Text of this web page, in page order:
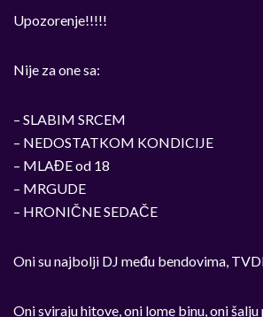
Upozorenje!!!!!
Nije za one sa:
– SLABIM SRCEM
– NEDOSTATKOM KONDICIJE
– MLAĐE od 18
– MRGUDE
– HRONIČNE SEDAČE
Oni su najbolji DJ među bendovima,
Oni sviraju hitove, oni lome binu, oni